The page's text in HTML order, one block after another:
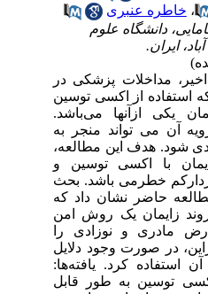
،خاطره عنبری
دانشگاه علوم
ایران.
مداخلات پزشکی در
استفاده از اکسی توسین
یکی ازآنها می‌باشد.
آن می تواند منجر به
شود. هدف این مطالعه،
با اکسی توسین و
خطرمی باشد. بحث
حاضر نشان داد که
زایمان یک روش امن
مادری و نوزادی را
در صورت وجود دلایل
کرد. یافته‌ها:
توسین به طور قابل